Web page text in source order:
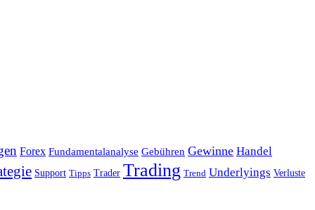
Forex Fundamentalanalyse Gebühren Gewinne Handel
Support Tipps Trader Trading Trend Underlyings Verluste